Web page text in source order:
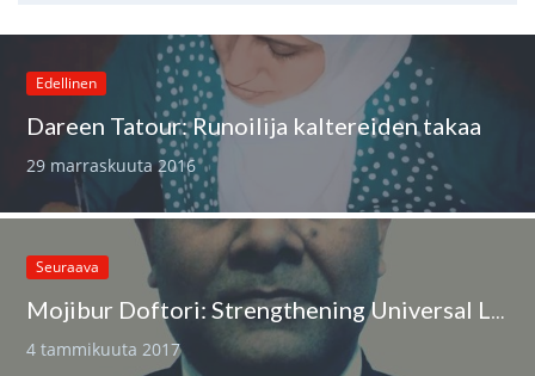
Edellinen
Dareen Tatour: Runoilija kaltereiden takaa
29 marraskuuta 2016
Seuraava
Mojibur Doftori: Strengthening Universal Liberal Democratic Values: What the World Can Learn from India and Nordic Countries?
4 tammikuuta 2017